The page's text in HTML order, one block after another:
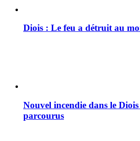
Diois : Le feu a détruit au
Nouvel incendie dans le
parcourus